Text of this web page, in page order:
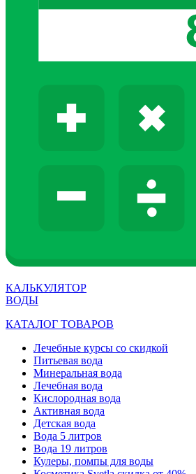
КАЛЬКУЛЯТОР
ВОДЫ
КАТАЛОГ ТОВАРОВ
Лечебные курсы со скидкой
Питьевая вода
Минеральная вода
Лечебная вода
Кислородная вода
Активная вода
Детская вода
Вода 5 литров
Вода 19 литров
Кулеры, помпы для воды